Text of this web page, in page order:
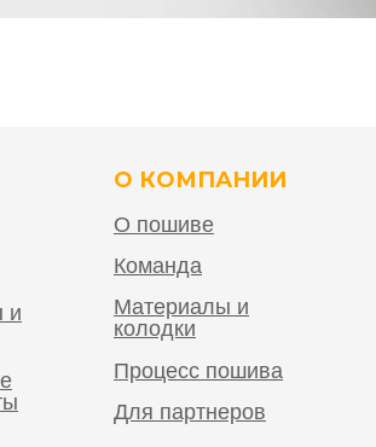
О КОМПАНИИ
и
О пошиве
Команда
Материалы и
колодки
Процесс пошива
Для партнеров